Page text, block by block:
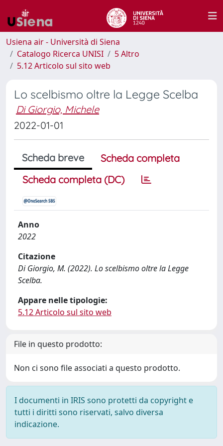
Usiena air - Università di Siena
Catalogo Ricerca UNISI
5 Altro
5.12 Articolo sul sito web
Lo scelbismo oltre la Legge Scelba
Di Giorgio, Michele
2022-01-01
Scheda breve
Scheda completa
Scheda completa (DC)
Anno
2022
Citazione
Di Giorgio, M. (2022). Lo scelbismo oltre la Legge
Scelba.
Appare nelle tipologie:
5.12 Articolo sul sito web
File in questo prodotto:
Non ci sono file associati a questo prodotto.
I documenti in IRIS sono protetti da copyright e
tutti i diritti sono riservati, salvo diversa
indicazione.